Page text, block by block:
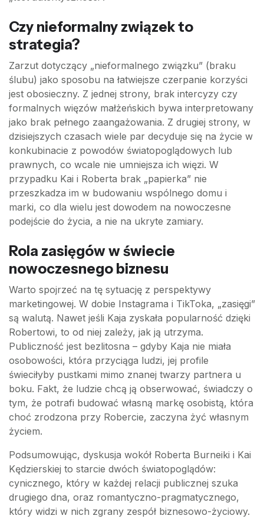
Czy nieformalny związek to
strategia?
Zarzut dotyczący „nieformalnego związku” (braku
ślubu) jako sposobu na łatwiejsze czerpanie korzyści
jest obosieczny. Z jednej strony, brak intercyzy czy
formalnych więzów małżeńskich bywa interpretowany
jako brak pełnego zaangażowania. Z drugiej strony, w
dzisiejszych czasach wiele par decyduje się na życie w
konkubinacie z powodów światopoglądowych lub
prawnych, co wcale nie umniejsza ich więzi. W
przypadku Kai i Roberta brak „papierka” nie
przeszkadza im w budowaniu wspólnego domu i
marki, co dla wielu jest dowodem na nowoczesne
podejście do życia, a nie na ukryte zamiary.
Rola zasięgów w świecie
nowoczesnego biznesu
Warto spojrzeć na tę sytuację z perspektywy
marketingowej. W dobie Instagrama i TikToka, „zasięgi”
są walutą. Nawet jeśli Kaja zyskała popularność dzięki
Robertowi, to od niej zależy, jak ją utrzyma.
Publiczność jest bezlitosna – gdyby Kaja nie miała
osobowości, która przyciąga ludzi, jej profile
świeciłyby pustkami mimo znanej twarzy partnera u
boku. Fakt, że ludzie chcą ją obserwować, świadczy o
tym, że potrafi budować własną markę osobistą, która
choć zrodzona przy Robercie, zaczyna żyć własnym
życiem.
Podsumowując, dyskusja wokół Roberta Burneiki i Kai
Kędzierskiej to starcie dwóch światopoglądów:
cynicznego, który w każdej relacji publicznej szuka
drugiego dna, oraz romantyczno-pragmatycznego,
który widzi w nich zgrany zespół biznesowo-życiowy.